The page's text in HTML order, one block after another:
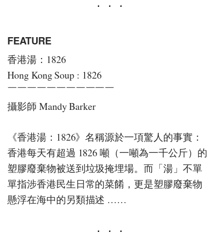
FEATURE
香港湯：1826
Hong Kong Soup : 1826
￣￣￣￣￣￣￣￣￣￣￣
攝影師 Mandy Barker
《香港湯：1826》名稱源於一項驚人的事實：
香港每天有超過 1826 噸（一噸為一千公斤）的
塑膠廢棄物被送到垃圾掩埋場。而「湯」不單
單指涉香港民生日常的菜餚，更是塑膠廢棄物
懸浮在海中的另類描述 ……